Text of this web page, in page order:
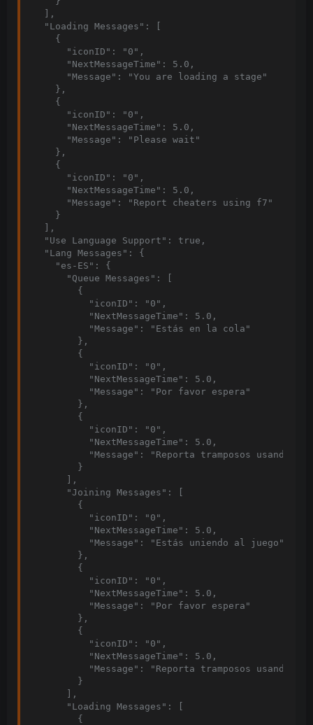
  ],
  "Loading Messages": [
    {
      "iconID": "0",
      "NextMessageTime": 5.0,
      "Message": "You are loading a stage"
    },
    {
      "iconID": "0",
      "NextMessageTime": 5.0,
      "Message": "Please wait"
    },
    {
      "iconID": "0",
      "NextMessageTime": 5.0,
      "Message": "Report cheaters using f7"
    }
  ],
  "Use Language Support": true,
  "Lang Messages": {
    "es-ES": {
      "Queue Messages": [
        {
          "iconID": "0",
          "NextMessageTime": 5.0,
          "Message": "Estás en la cola"
        },
        {
          "iconID": "0",
          "NextMessageTime": 5.0,
          "Message": "Por favor espera"
        },
        {
          "iconID": "0",
          "NextMessageTime": 5.0,
          "Message": "Reporta tramposos usando f7"
        }
      ],
      "Joining Messages": [
        {
          "iconID": "0",
          "NextMessageTime": 5.0,
          "Message": "Estás uniendo al juego"
        },
        {
          "iconID": "0",
          "NextMessageTime": 5.0,
          "Message": "Por favor espera"
        },
        {
          "iconID": "0",
          "NextMessageTime": 5.0,
          "Message": "Reporta tramposos usando f7"
        }
      ],
      "Loading Messages": [
        {